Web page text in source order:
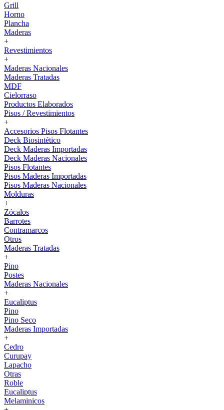
Grill
Horno
Plancha
Maderas
+
Revestimientos
+
Maderas Nacionales
Maderas Tratadas
MDF
Cielorraso
Productos Elaborados
Pisos / Revestimientos
+
Accesorios Pisos Flotantes
Deck Biosintético
Deck Maderas Importadas
Deck Maderas Nacionales
Pisos Flotantes
Pisos Maderas Importadas
Pisos Maderas Nacionales
Molduras
+
Zócalos
Barrotes
Contramarcos
Otros
Maderas Tratadas
+
Pino
Postes
Maderas Nacionales
+
Eucaliptus
Pino
Pino Seco
Maderas Importadas
+
Cedro
Curupay
Lapacho
Otras
Roble
Eucaliptus
Melaminicos